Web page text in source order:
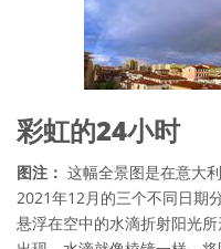
彩虹的24小时
图注： 这幅全景图是在意大
2021年12月的三个不同日期
悬浮在空中的水滴折射阳光